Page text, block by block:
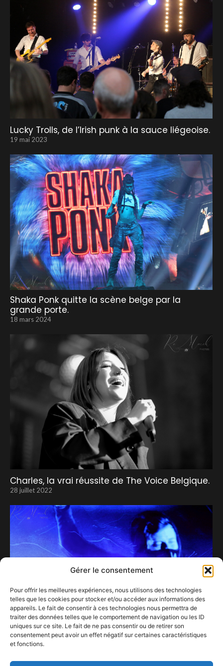
Gérer le consentement
Pour offrir les meilleures expériences, nous utilisons des technologies
telles que les cookies pour stocker et/ou accéder aux informations des
appareils. Le fait de consentir à ces technologies nous permettra de
traiter des données telles que le comportement de navigation ou les ID
uniques sur ce site. Le fait de ne pas consentir ou de retirer son
consentement peut avoir un effet négatif sur certaines caractéristiques
et fonctions.
Lucky Trolls, de l’Irish punk à la sauce liégeoise.
19 mai 2023
Shaka Ponk quitte la scène belge par la
grande porte.
18 mars 2024
Charles, la vrai réussite de The Voice Belgique.
28 juillet 2022
23 septembre 2025